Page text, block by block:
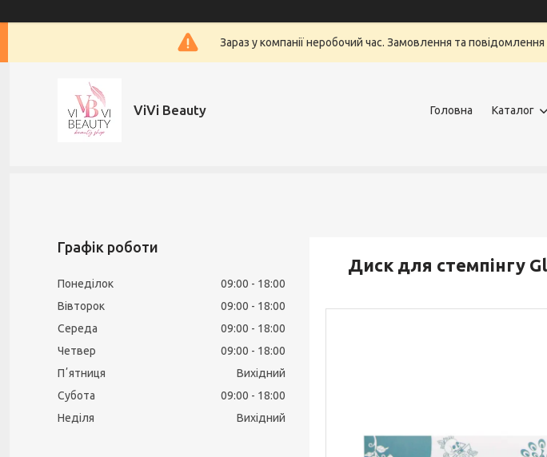
Зараз у компанії неробочий час. Замовлення та
ViVi Beauty Головна Каталог
Диск для стемпінгу
Графік роботи
Понеділок 09:00
18:00
Вівторок
09:00
18:00
Середа
09:00
18:00
Четвер
09:00
18:00
Пʼятниця
Вихідний
Субота
09:00
18:00
Неділя
Вихідний